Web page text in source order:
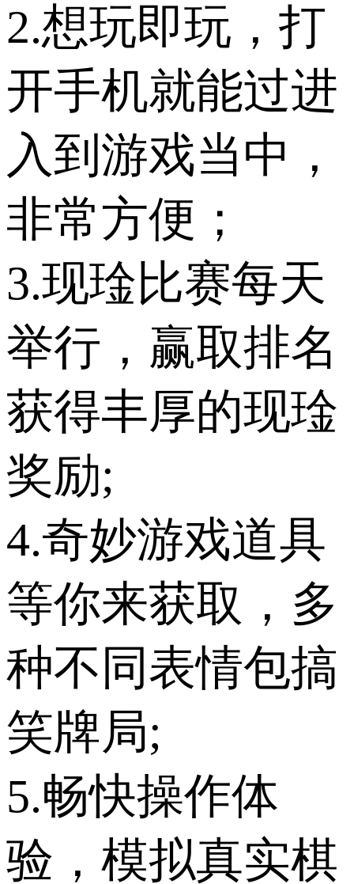
2.想玩即玩，打
开手机就能过进
入到游戏当中，
非常方便；
3.现琻比赛每天
举行，赢取排名
获得丰厚的现琻
奖励;
4.奇妙游戏道具
等你来获取，多
种不同表情包搞
笑牌局;
5.畅快操作体
验，模拟真实棋